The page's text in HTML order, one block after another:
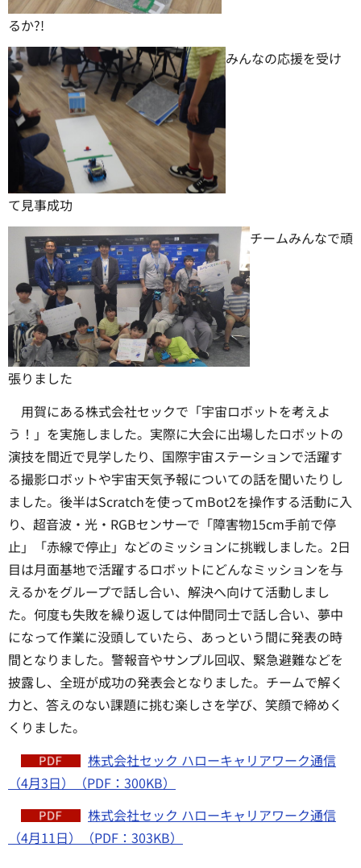
るか?!
みんなの応援を受け
て見事成功
チームみんなで頑
張りました
用賀にある株式会社セックで「宇宙ロボットを考えよ
う！」を実施しました。実際に大会に出場したロボットの
演技を間近で見学したり、国際宇宙ステーションで活躍す
る撮影ロボットや宇宙天気予報についての話を聞いたりし
ました。後半はScratchを使ってmBot2を操作する活動に入
り、超音波・光・RGBセンサーで「障害物15cm手前で停
止」「赤線で停止」などのミッションに挑戦しました。2日
目は月面基地で活躍するロボットにどんなミッションを与
えるかをグループで話し合い、解決へ向けて活動しまし
た。何度も失敗を繰り返しては仲間同士で話し合い、夢中
になって作業に没頭していたら、あっという間に発表の時
間となりました。警報音やサンプル回収、緊急避難などを
披露し、全班が成功の発表会となりました。チームで解く
力と、答えのない課題に挑む楽しさを学び、笑顔で締めく
くりました。
株式会社セック ハローキャリアワーク通信
（4月3日）（PDF：300KB）
株式会社セック ハローキャリアワーク通信
（4月11日）（PDF：303KB）